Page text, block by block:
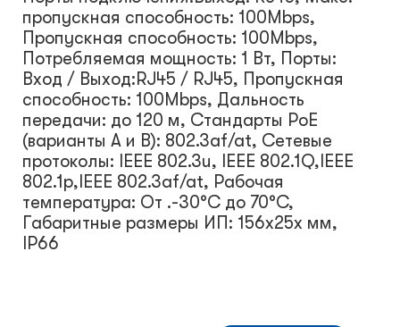
пропускная способность: 100Mbps,
Пропускная способность: 100Mbps,
Потребляемая мощность: 1 Вт, Порты:
Вход / Выход:RJ45 / RJ45, Пропускная
способность: 100Mbps, Дальность
передачи: до 120 м, Стандарты PoE
(варианты A и B): 802.3af/at, Сетевые
протоколы: IEEE 802.3u, IEEE 802.1Q,IEEE
802.1p,IEEE 802.3af/at, Рабочая
температура: От .-30°С до 70°С,
Габаритные размеры ИП: 156х25х мм,
IP66